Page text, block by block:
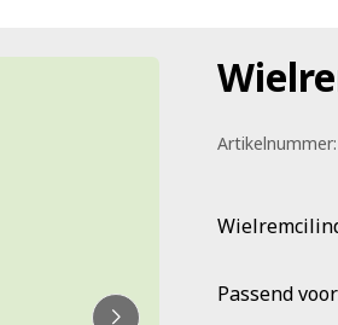
Artikelnummer:
Passend